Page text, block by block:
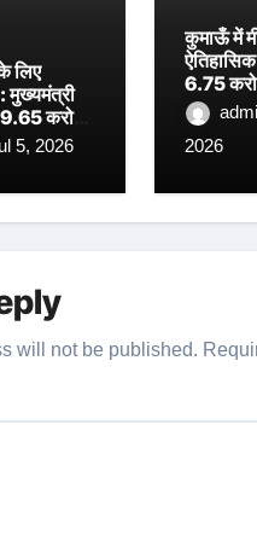
लिए
मुख्यमंत्री
करोड़
धनगढ़ी
5, 2026
कुमाऊँ में
6.75
धामी का
2026
will not be published.